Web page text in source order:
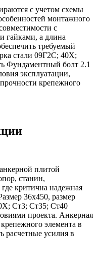
с учетом схемы
монтажного
с
гайками, а длина
требуемый
стали 09Г2С; 40Х;
Фундаментный болт 2.1
эксплуатации,
крепежного
плитой
станин,
критична надежная
36х450, размер
Ст3; Ст35; Ст40
проекта. Анкерная
элемента в
расчетные усилия в